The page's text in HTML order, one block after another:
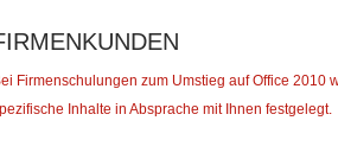
Firmenschulungen zum Umstieg auf Office
Inhalte in Absprache mit Ihnen festgelegt.